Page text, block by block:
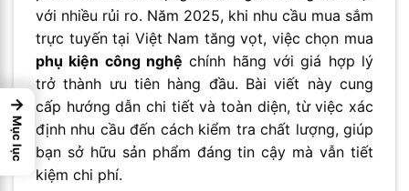
với nhiều rủi ro. Năm 2025, khi nhu cầu mua sắm
trực tuyến tại Việt Nam tăng vọt, việc chọn mua
phụ kiện công nghệ chính hãng với giá hợp lý
trở thành ưu tiên hàng đầu. Bài viết này cung
cấp hướng dẫn chi tiết và toàn diện, từ việc xác
định nhu cầu đến cách kiểm tra chất lượng, giúp
bạn sở hữu sản phẩm đáng tin cậy mà vẫn tiết
kiệm chi phí.
→
Mục lục